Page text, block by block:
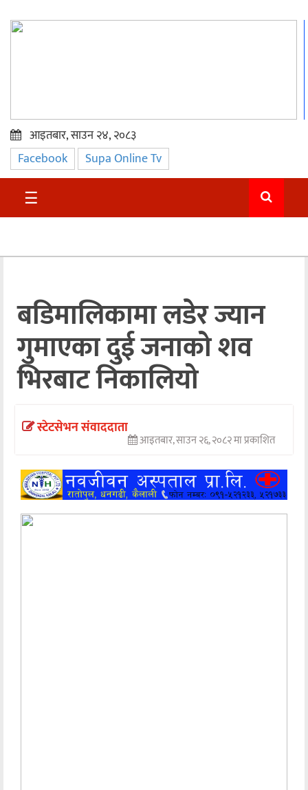
प्रमुख
समाचार
सुदुर
अन्तराष्ट्रिय
अन्तर्वार्ता
अर्थ
खेलकुद
मनोरञ्जन
आइतबार, साउन २४, २०८३
Facebook Supa Online Tv
☰
बडिमालिकामा लडेर ज्यान
गुमाएका दुई जनाको शव
भिरबाट निकालियो
स्टेटसेभन संवाददाता
आइतबार, साउन २६, २०८२ मा प्रकाशित